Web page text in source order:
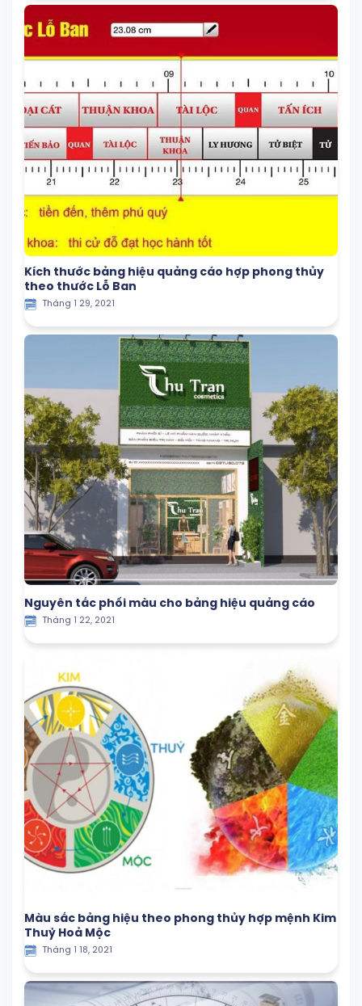
Kích thước bảng hiệu quảng cáo hợp phong thủy
theo thước Lỗ Ban
Tháng 1 29, 2021
Nguyên tắc phối màu cho bảng hiệu quảng cáo
Tháng 1 22, 2021
Màu sắc bảng hiệu theo phong thủy hợp mệnh Kim
Thuỷ Hoả Mộc
Tháng 1 18, 2021